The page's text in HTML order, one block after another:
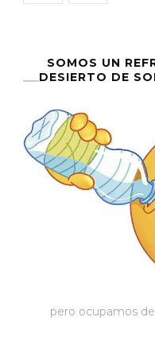
entradas
SOMOS UN
DESIERTO DE
pero ocupamos